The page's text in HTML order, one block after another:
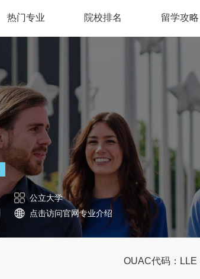
热门专业 院校排名 留学攻略
公立大学
点击访问官网专业介绍
OUAC代码：LLE